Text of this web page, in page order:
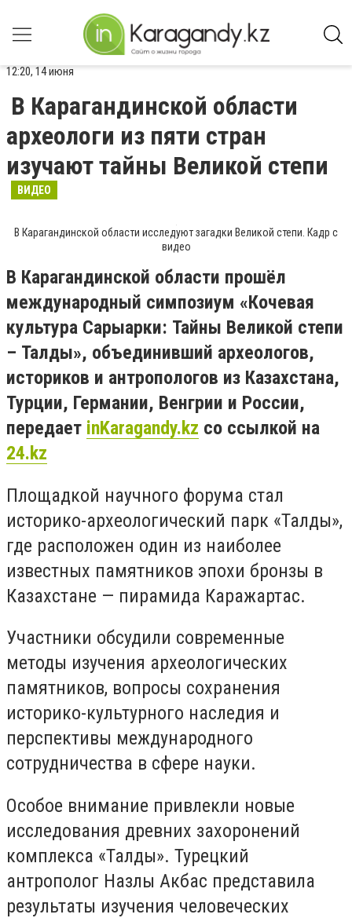
12:20, 14 июня
В Карагандинской области
археологи из пяти стран
изучают тайны Великой степи
ВИДЕО
В Карагандинской области исследуют загадки Великой степи. Кадр с
видео
В Карагандинской области прошёл
международный симпозиум «Кочевая
культура Сарыарки: Тайны Великой степи
– Талды», объединивший археологов,
историков и антропологов из Казахстана,
Турции, Германии, Венгрии и России,
передает inKaragandy.kz со ссылкой на
24.kz
Площадкой научного форума стал
историко-археологический парк «Талды»,
где расположен один из наиболее
известных памятников эпохи бронзы в
Казахстане — пирамида Каражартас.
Участники обсудили современные
методы изучения археологических
памятников, вопросы сохранения
историко-культурного наследия и
перспективы международного
сотрудничества в сфере науки.
Особое внимание привлекли новые
исследования древних захоронений
комплекса «Талды». Турецкий
антрополог Назлы Акбас представила
результаты изучения человеческих